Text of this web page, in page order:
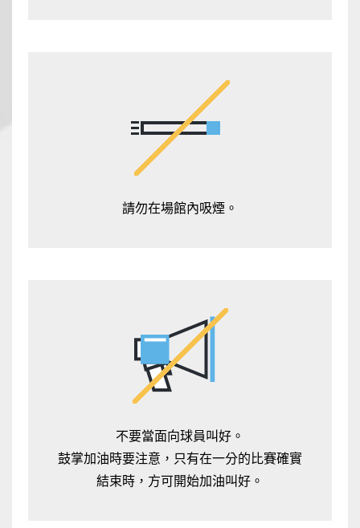
請勿在場館內吸煙。
不要當面向球員叫好。
鼓掌加油時要注意，只有在一分的比賽確實
結束時，方可開始加油叫好。